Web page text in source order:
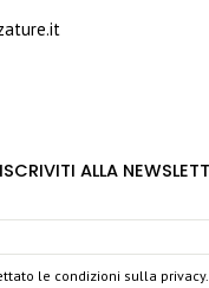
ISCRIVITI ALLA
le condizioni sulla privacy.